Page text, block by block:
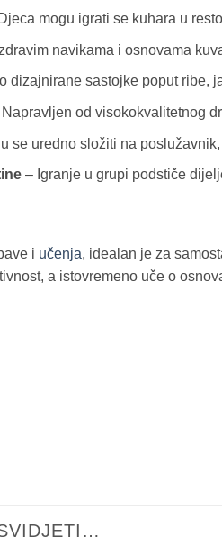
mogu igrati se kuhara u
navikama i osnovama
dizajnirane sastojke poput ribe,
od visokokvalitetnog
se uredno složiti na
– Igranje u grupi podstiče
i učenja, idealan je za
a istovremeno uče o